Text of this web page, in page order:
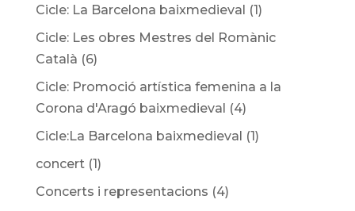
Cicle: La Barcelona baixmedieval (1)
Cicle: Les obres Mestres del Romànic
Català (6)
Cicle: Promoció artística femenina a la
Corona d'Aragó baixmedieval (4)
Cicle:La Barcelona baixmedieval (1)
concert(1)
Concerts i representacions (4)